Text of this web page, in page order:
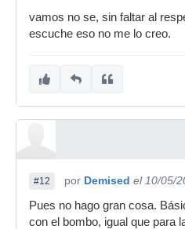
vamos no se, sin faltar al
escuche eso no me lo creo.
#12 por Demised el 10/05/
Pues no hago gran cosa.
con el bombo, igual que para